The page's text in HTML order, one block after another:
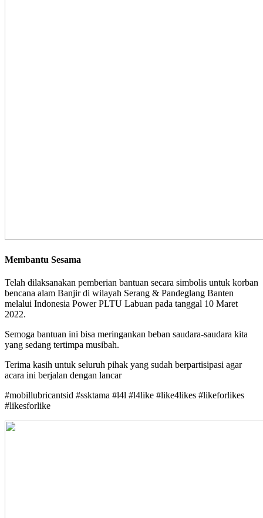
Membantu Sesama
Telah dilaksanakan pemberian bantuan secara simbolis untuk korban
bencana alam Banjir di wilayah Serang & Pandeglang Banten
melalui Indonesia Power PLTU Labuan pada tanggal 10 Maret
2022.
Semoga bantuan ini bisa meringankan beban saudara-saudara kita
yang sedang tertimpa musibah.
Terima kasih untuk seluruh pihak yang sudah berpartisipasi agar
acara ini berjalan dengan lancar
#mobillubricantsid #ssktama #l4l #l4like #like4likes #likeforlikes
#likesforlike